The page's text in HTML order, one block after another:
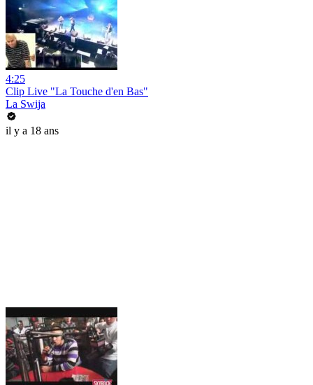
4:25
Clip Live "La Touche d'en Bas"
La Swija
il y a 18 ans